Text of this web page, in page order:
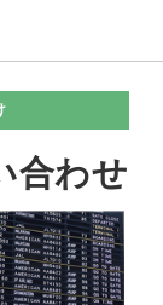
合わせ